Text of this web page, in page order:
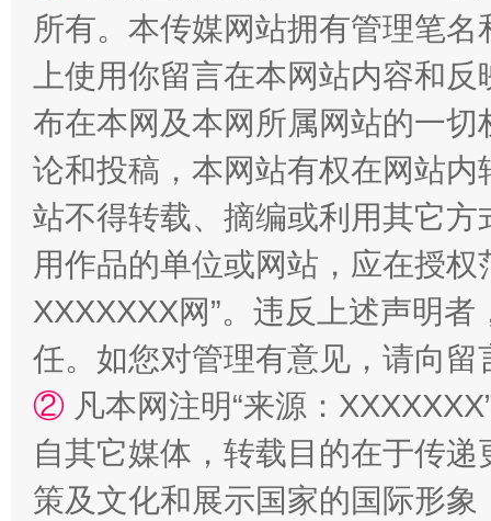
所有。本传媒网站拥有管理笔
上使用你留言在本网站内容和
布在本网及本网所属网站的一
论和投稿，本网站有权在网站
站不得转载、摘编或利用其它
用作品的单位或网站，应在授
XXXXXXX网”。违反上述声明
任。如您对管理有意见，请向
② 凡本网注明“来源：
自其它媒体，转载目的在于传
策及文化和展示国家的国际形